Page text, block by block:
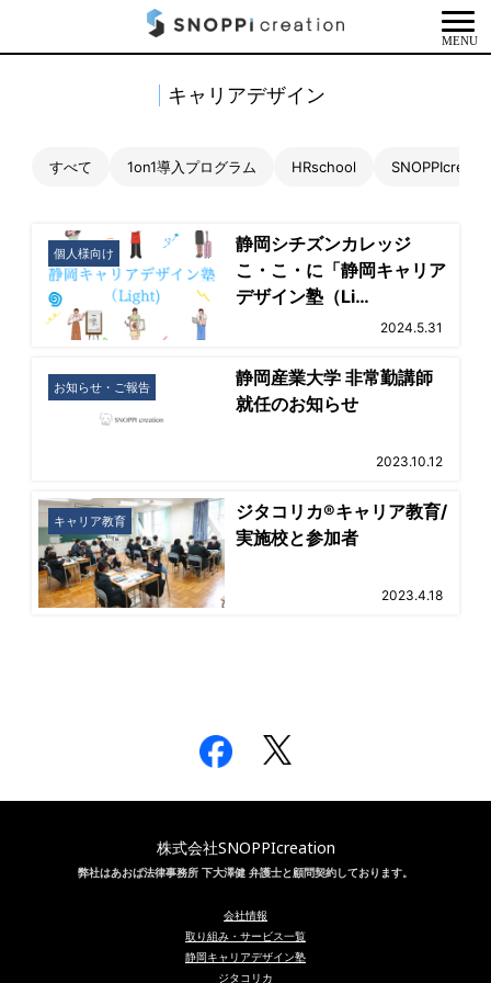
MENU
キャリアデザイン
すべて 1on1導入プログラム HRschool
個人様向け
静岡シチズンカレッジ
こ・こ・に「静岡キャリア
デザイン塾（Li…
2024.5.31
お知らせ・ご報告
静岡産業大学 非常勤講師
就任のお知らせ
2023.10.12
キャリア教育
ジタコリカ®キャリア教育/
実施校と参加者
2023.4.18
株式会社SNOPPIcreation
弊社はあおば法律事務所 下大澤健 弁護士と顧問契約しております。
会社情報
取り組み・サービス一覧
静岡キャリアデザイン塾
ジタコリカ